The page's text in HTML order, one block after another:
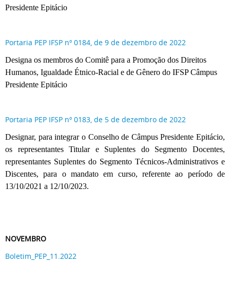
Presidente Epitácio
Portaria PEP IFSP nº 0184, de 9 de dezembro de 2022
Designa os membros do Comitê para a Promoção dos Direitos
Humanos, Igualdade Étnico-Racial e de Gênero do IFSP Câmpus
Presidente Epitácio
Portaria PEP IFSP nº 0183, de 5 de dezembro de 2022
Designar, para integrar o Conselho de Câmpus Presidente Epitácio,
os representantes Titular e Suplentes do Segmento Docentes,
representantes Suplentes do Segmento Técnicos-Administrativos e
Discentes, para o mandato em curso, referente ao período de
13/10/2021 a 12/10/2023.
NOVEMBRO
Boletim_PEP_11.2022